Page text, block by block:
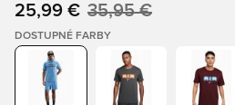
25,99 € 35,95 €
DOSTUPNÉ FARBY